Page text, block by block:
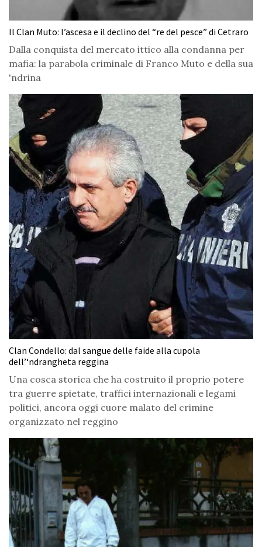
Il Clan Muto: l’ascesa e il declino del “re del pesce” di Cetraro
Dalla conquista del mercato ittico alla condanna per
mafia: la parabola criminale di Franco Muto e della sua
'ndrina
Clan Condello: dal sangue delle faide alla cupola
dell’‘ndrangheta reggina
Una cosca storica che ha costruito il proprio potere
tra guerre spietate, traffici internazionali e legami
politici, ancora oggi cuore malato del crimine
organizzato nel reggino